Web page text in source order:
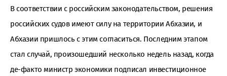
В соответствии с российским законодательством, решения
российских судов имеют силу на территории Абхазии, и
Абхазии пришлось с этим согласиться. Последним этапом
стал случай, произошедший несколько недель назад, когда
де-факто министр экономики подписал инвестиционное